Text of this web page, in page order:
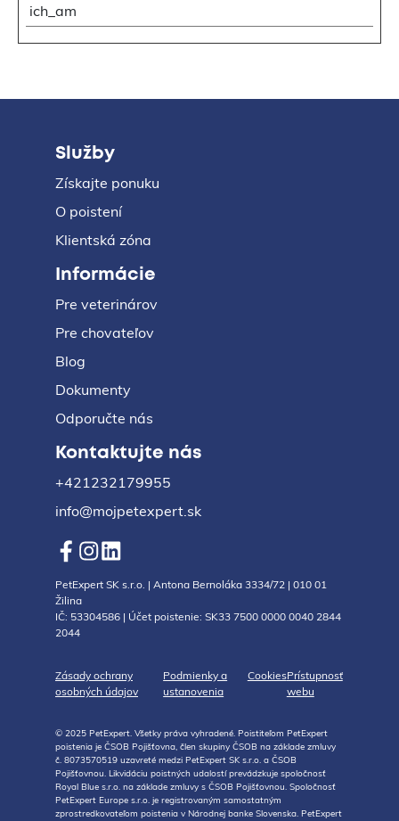
ich_am
Služby
Získajte ponuku
O poistení
Klientská zóna
Informácie
Pre veterinárov
Pre chovateľov
Blog
Dokumenty
Odporučte nás
Kontaktujte nás
+421232179955
info@mojpetexpert.sk
PetExpert SK s.r.o. | Antona Bernoláka 3334/72 | 010 01
Žilina
IČ: 53304586 | Účet poistenie: SK33 7500 0000 0040 2844
2044
Zásady ochrany
osobných údajov
Podmienky a
ustanovenia
CookiesPrístupnosť
webu
© 2025 PetExpert. Všetky práva vyhradené. Poistiteľom PetExpert
poistenia je ČSOB Pojišťovna, člen skupiny ČSOB na základe zmluvy
č. 8073570519 uzavreté medzi PetExpert SK s.r.o. a ČSOB
Pojišťovnou. Likvidáciu poistných udalostí prevádzkuje spoločnosť
Royal Blue s.r.o. na základe zmluvy s ČSOB Pojišťovnou. Spoločnosť
PetExpert Europe s.r.o. je registrovaným samostatným
zprostredkovateľom poistenia v Národnej banke Slovenska. PetExpert